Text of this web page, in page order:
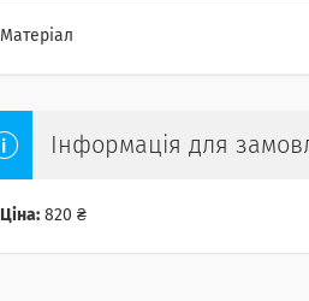
Матеріал
Інформація для
Ціна: 820 ₴